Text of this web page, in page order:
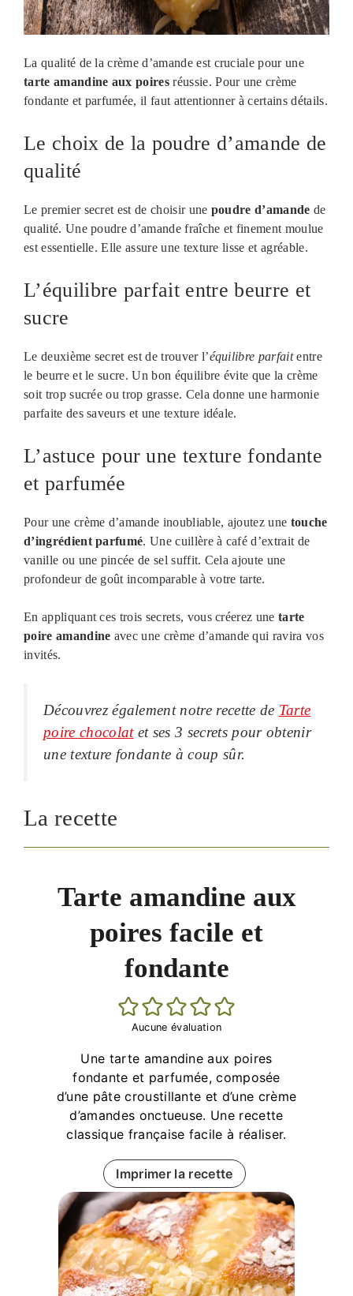
La qualité de la crème d’amande est cruciale pour une
tarte amandine aux poires réussie. Pour une crème
fondante et parfumée, il faut attentionner à certains détails.
Le choix de la poudre d’amande de
qualité
Le premier secret est de choisir une poudre d’amande de
qualité. Une poudre d’amande fraîche et finement moulue
est essentielle. Elle assure une texture lisse et agréable.
L’équilibre parfait entre beurre et
sucre
Le deuxième secret est de trouver l’équilibre parfaitentre
le beurre et le sucre. Un bon équilibre évite que la crème
soit trop sucrée ou trop grasse. Cela donne une harmonie
parfaite des saveurs et une texture idéale.
L’astuce pour une texture fondante
et parfumée
Pour une crème d’amande inoubliable, ajoutez une touche
d’ingrédient parfumé. Une cuillère à café d’extrait de
vanille ou une pincée de sel suffit. Cela ajoute une
profondeur de goût incomparable à votre tarte.
En appliquant ces trois secrets, vous créerez une tarte
poire amandine avec une crème d’amande qui ravira vos
invités.
Découvrez également notre recette de Tarte
poire chocolatet ses 3 secrets pour obtenir
une texture fondante à coup sûr.
La recette
Tarte amandine aux
poires facile et
fondante
Aucune évaluation
Une tarte amandine aux poires
fondante et parfumée, composée
d’une pâte croustillante et d’une crème
d’amandes onctueuse. Une recette
classique française facile à réaliser.
Imprimer la recette